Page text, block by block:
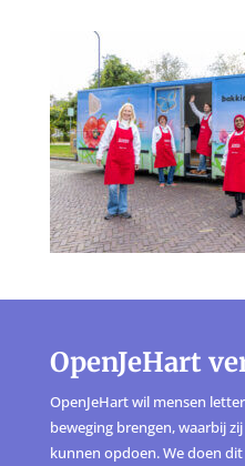
OpenJeHart
OpenJeHart wil mensen
beweging brengen, waarbij
kunnen opdoen. We doen